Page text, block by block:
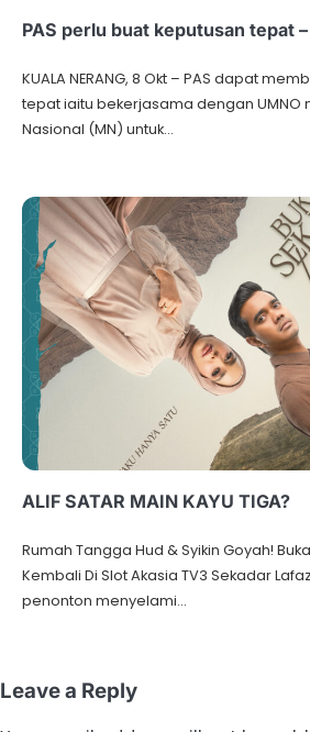
PAS perlu buat keputusan tepat
KUALA NERANG, 8 Okt – PAS dapat
tepat iaitu bekerjasama dengan UMNO
Nasional (MN) untuk…
ALIF SATAR MAIN KAYU TIGA?
Rumah Tangga Hud & Syikin Goyah!
Kembali Di Slot Akasia TV3 Sekadar
penonton menyelami…
Leave a Reply